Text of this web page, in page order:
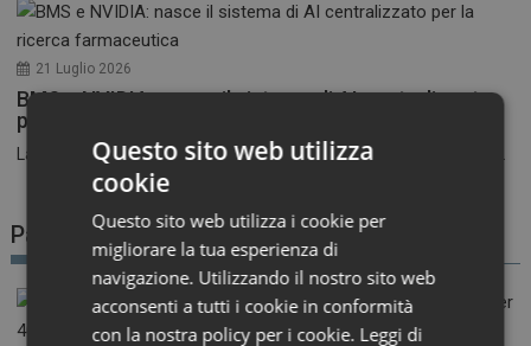
21 Luglio 2026
BMS e NVIDIA: nasce il sistema di AI centralizzato
per la ricerca farmaceutica
La corsa all’intelligenza artificiale nel settore farmaceutico entra...
Patient Advocacy
Questo sito web utilizza
cookie
Questo sito web utilizza i cookie per
migliorare la tua esperienza di
navigazione. Utilizzando il nostro sito web
acconsenti a tutti i cookie in conformità
con la nostra policy per i cookie. Leggi di